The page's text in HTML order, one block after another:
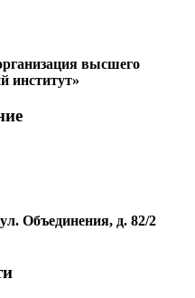
высшего
институт»
Объединения, д. 82/2